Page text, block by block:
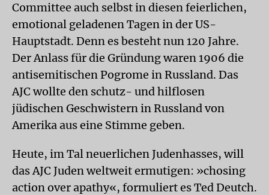
Committee auch selbst in diesen feierlichen,
emotional geladenen Tagen in der US-
Hauptstadt. Denn es besteht nun 120 Jahre.
Der Anlass für die Gründung waren 1906 die
antisemitischen Pogrome in Russland. Das
AJC wollte den schutz- und hilflosen
jüdischen Geschwistern in Russland von
Amerika aus eine Stimme geben.
Heute, im Tal neuerlichen Judenhasses, will
das AJC Juden weltweit ermutigen: »chosing
action over apathy«, formuliert es Ted Deutch.